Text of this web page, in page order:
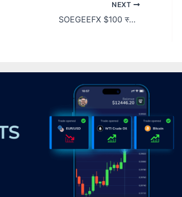
NEXT
SOEGEEFX $100 स्वागत बोनस प्राप्त करें